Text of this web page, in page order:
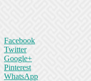
Facebook
Twitter
Google+
Pinterest
WhatsApp